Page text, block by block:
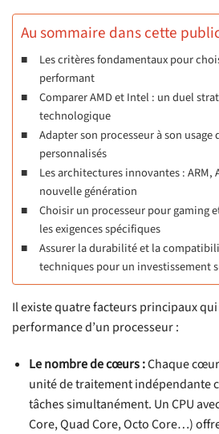
Au sommaire dans cette
Les critères fondamentaux pour
performant
Comparer AMD et Intel : un duel
technologique
Adapter son processeur à son
personnalisés
Les architectures innovantes : ARM,
nouvelle génération
Choisir un processeur pour gaming
les exigences spécifiques
Assurer la durabilité et la
techniques pour un investissement
Il existe quatre facteurs principaux
performance d’un processeur :
Le nombre de cœurs :Chaque
unité de traitement indépendante
tâches simultanément. Un CPU
Core, Quad Core, Octo Core…)